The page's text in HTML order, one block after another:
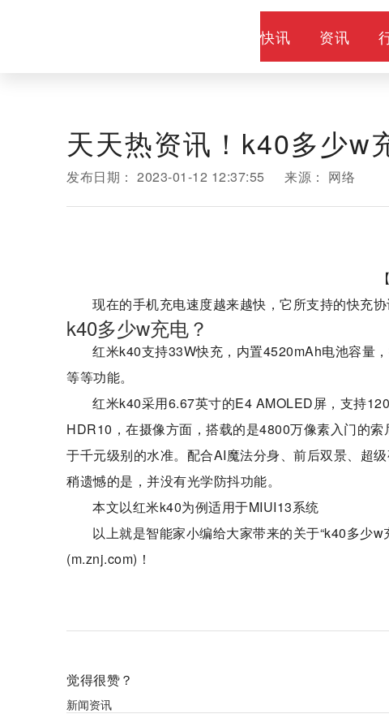
快讯 资讯
天天热资讯！k40多少w
发布日期： 2023-01-12 12:37:55 来源： 网络
现在的手机充电速度越来越快，它所支持的快充
k40多少w充电？
红米k40支持33W快充，内置4520mAh电池容量
等等功能。
红米k40采用6.67英寸的E4 AMOLED屏，支持
HDR10，在摄像方面，搭载的是4800万像素入门的
于千元级别的水准。配合AI魔法分身、前后双景、超
稍遗憾的是，并没有光学防抖功能。
本文以红米k40为例适用于MIUI13系统
以上就是智能家小编给大家带来的关于“k40多少
(m.znj.com)！
觉得很赞？
新闻资讯